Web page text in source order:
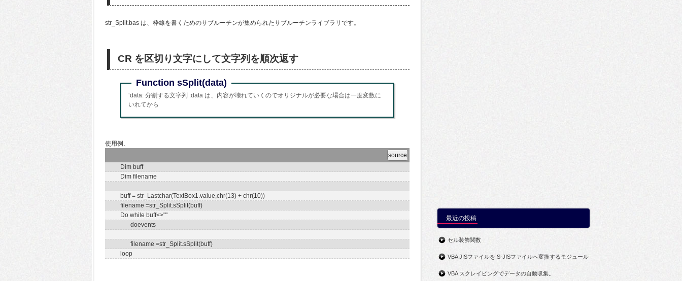
str_Split.bas は、枠線を書くためのサブルーチンが集められたサブルーチンライブラリです。
CR を区切り文字にして文字列を順次返す
Function sSplit(data)
‘data: 分割する文字列 :data は、内容が壊れていくのでオリジナルが必要な場合は一度変数に
いれてから
使用例、
Dim buff
Dim filename
buff = str_Lastchar(TextBox1.value,chr(13) + chr(10))
filename =str_Split.sSplit(buff)
Do while buff<>""
doevents
filename =str_Split.sSplit(buff)
loop
最近の投稿
セル装飾関数
VBA JISファイルを S-JISファイルへ変換するモジュール
VBA スクレイピングでデータの自動収集。